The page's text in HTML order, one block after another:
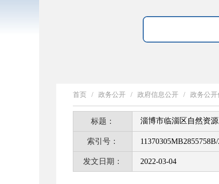
首页 / 政务公开 / 政府信息公开 / 政务公
标题： 淄博市临淄区自然资
索引号：
发文日期： 2022-03-04